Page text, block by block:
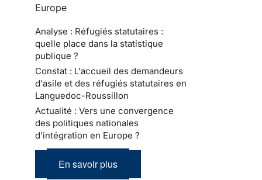
Europe
Analyse : Réfugiés statutaires :
quelle place dans la statistique
publique ?
Constat : L'accueil des demandeurs
d'asile et des réfugiés statutaires en
Languedoc-Roussillon
Actualité : Vers une convergence
des politiques nationales
d'intégration en Europe ?
En savoir plus